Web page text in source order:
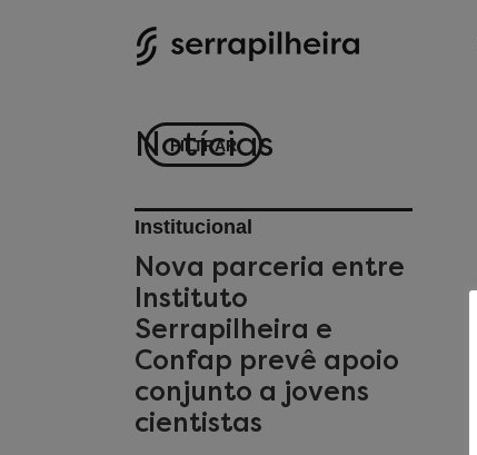
Notícias
FILTRAR
Institucional
Nova parceria entre
Instituto
Serrapilheira e
Confap prevê apoio
conjunto a jovens
cientistas